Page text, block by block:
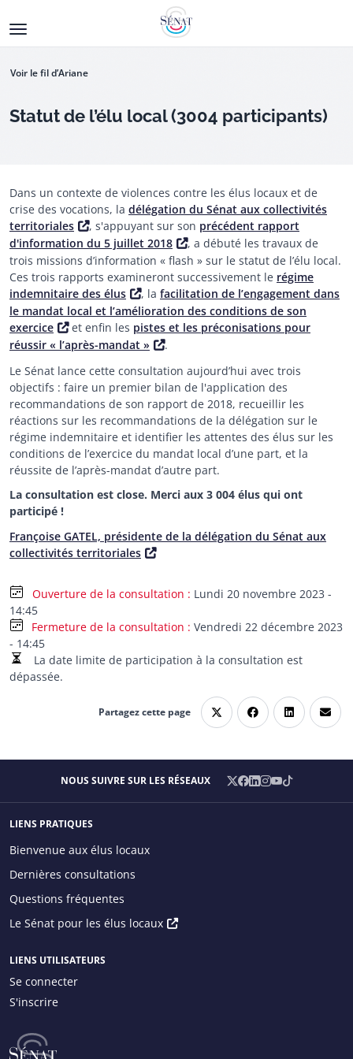
au
Voir le fil d’Ariane
Statut de l’élu local (3004 participants)
Dans un contexte de violences contre les élus locaux et de
crise des vocations, la délégation du Sénat aux collectivités
territoriales
, s'appuyant sur son précédent rapport
d'information du 5 juillet 2018
, a débuté les travaux de
trois missions d’information « flash » sur le statut de l’élu local.
Ces trois rapports examineront successivement le régime
indemnitaire des élus
, la facilitation de l’engagement dans
le mandat local et l’amélioration des conditions de son
exercice
et enfin les pistes et les préconisations pour
réussir « l’après-mandat »
.
Le Sénat lance cette consultation aujourd’hui avec trois
objectifs : faire un premier bilan de l'application des
recommandations de son rapport de 2018, recueillir les
réactions sur les recommandations de la délégation sur le
régime indemnitaire et identifier les attentes des élus sur les
conditions de l’exercice du mandat local d’une part, et la
réussite de l’après-mandat d’autre part.
La consultation est close. Merci aux 3 004 élus qui ont
participé !
Françoise GATEL, présidente de la délégation du Sénat aux
collectivités territoriales
Ouverture de la consultation
Lundi 20 novembre 2023 -
14:45
Fermeture de la consultation
Vendredi 22 décembre 2023
- 14:45
La date limite de participation à la consultation est
dépassée.
Partagez cette page
NOUS SUIVRE SUR LES RÉSEAUX
X Facebook
LinkedIn
Instagram
YouTube
TikTok
LIENS PRATIQUES
Main menu
Bienvenue aux élus locaux
Dernières consultations
Menu
principal
Questions fréquentes
Le Sénat pour les élus locaux
LIENS UTILISATEURS
Se connecter
Utilisateur
S'inscrire